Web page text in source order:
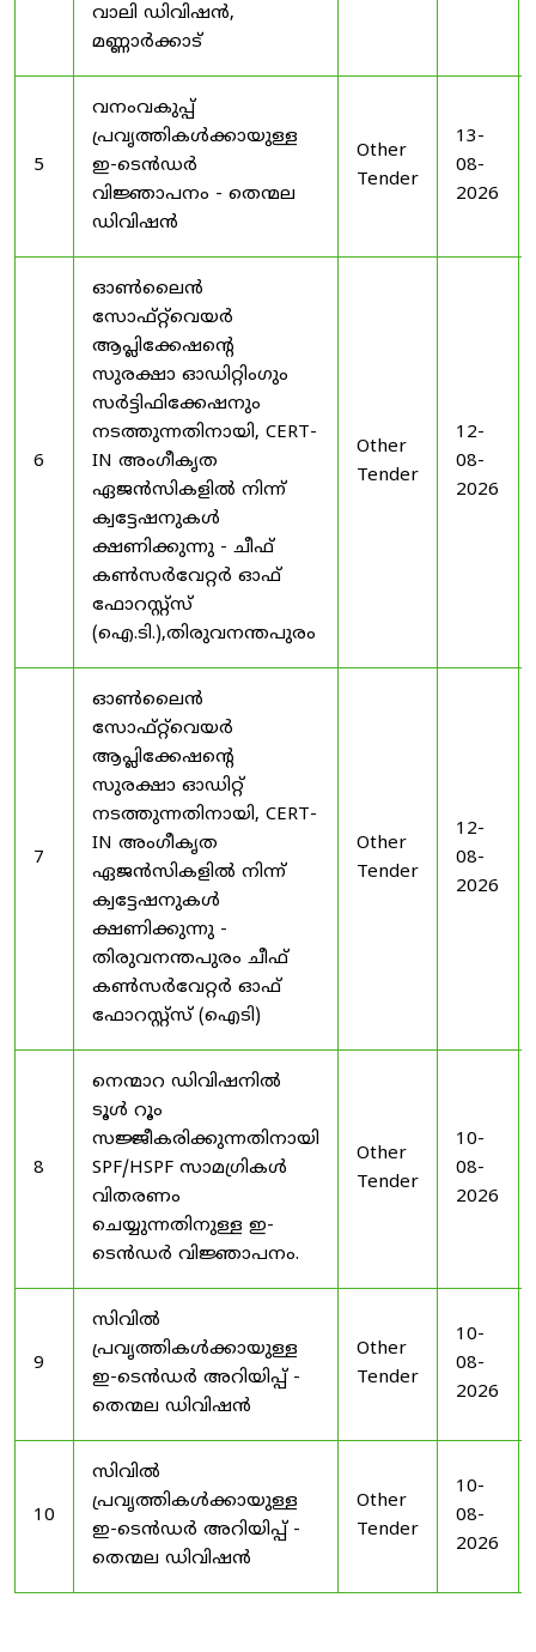
വാലി ഡിവിഷൻ,
മണ്ണാർക്കാട്
5
വനംവകുപ്പ്
പ്രവൃത്തികൾക്കായുള്ള
ഇ-ടെൻഡർ
വിജ്ഞാപനം - തെന്മല
ഡിവിഷൻ
Other
Tender
13-
08-
2026
6
ഓൺലൈൻ
സോഫ്റ്റ്‌വെയർ
ആപ്ലിക്കേഷന്റെ
സുരക്ഷാ ഓഡിറ്റിംഗും
സർട്ടിഫിക്കേഷനും
നടത്തുന്നതിനായി, CERT-
IN അംഗീകൃത
ഏജൻസികളിൽ നിന്ന്
ക്വട്ടേഷനുകൾ
ക്ഷണിക്കുന്നു - ചീഫ്
കൺസർവേറ്റർ ഓഫ്
ഫോറസ്റ്റ്സ്
(ഐ.ടി.),തിരുവനന്തപുരം
Other
Tender
12-
08-
2026
7
ഓൺലൈൻ
സോഫ്റ്റ്‌വെയർ
ആപ്ലിക്കേഷന്റെ
സുരക്ഷാ ഓഡിറ്റ്
നടത്തുന്നതിനായി, CERT-
IN അംഗീകൃത
ഏജൻസികളിൽ നിന്ന്
ക്വട്ടേഷനുകൾ
ക്ഷണിക്കുന്നു -
തിരുവനന്തപുരം ചീഫ്
കൺസർവേറ്റർ ഓഫ്
ഫോറസ്റ്റ്സ് (ഐടി)
Other
Tender
12-
08-
2026
8
നെന്മാറ ഡിവിഷനിൽ
ടൂൾ റൂം
സജ്ജീകരിക്കുന്നതിനായി
SPF/HSPF സാമഗ്രികൾ
വിതരണം
ചെയ്യുന്നതിനുള്ള ഇ-
ടെൻഡർ വിജ്ഞാപനം.
Other
Tender
10-
08-
2026
9
സിവിൽ
പ്രവൃത്തികൾക്കായുള്ള
ഇ-ടെൻഡർ അറിയിപ്പ് -
തെന്മല ഡിവിഷൻ
Other
Tender
10-
08-
2026
10
സിവിൽ
പ്രവൃത്തികൾക്കായുള്ള
ഇ-ടെൻഡർ അറിയിപ്പ് -
തെന്മല ഡിവിഷൻ
Other
Tender
10-
08-
2026